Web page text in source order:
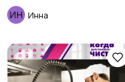
Инна